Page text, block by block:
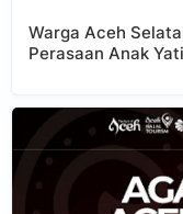
Warga Aceh
Perasaan Anak